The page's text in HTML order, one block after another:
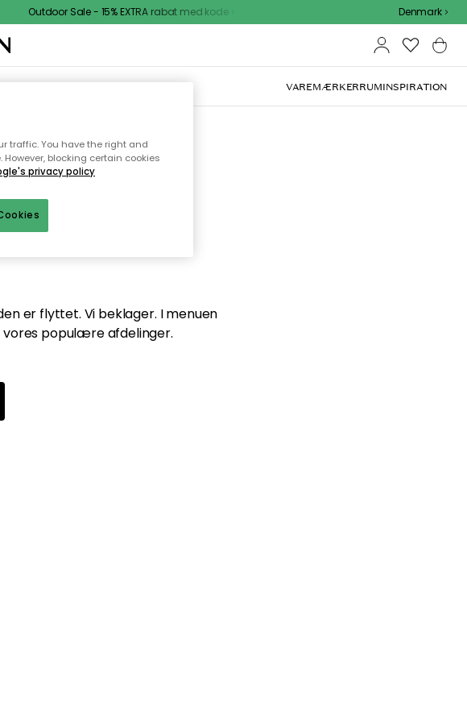
Outdoor Sale - 15% EXTRA rabat med kode Denmark
VAREMÆRKERRUMINSPIRATION
siden du
er flyttet. Vi beklager. I menuen
vores populære afdelinger.
traffic. You have the right and
blocking certain cookies
privacy policy